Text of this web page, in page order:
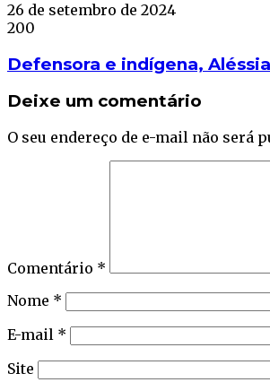
26 de setembro de 2024
200
Defensora e indígena,
Deixe um comentário
O seu endereço de e-mail não será
Comentário *
Nome *
E-mail *
Site